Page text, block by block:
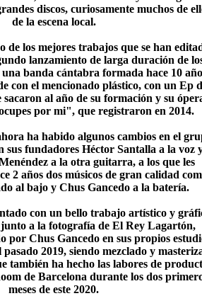
discos, curiosamente muchos de
de la escena local.
de los mejores trabajos que se han
lanzamiento de larga duración de
banda cántabra formada hace 10
con el mencionado plástico, con un Ep
al año de su formación y su
por mi", que registraron en 2014.
ha habido algunos cambios en el
sus fundadores Héctor Santalla a la voz
a la otra guitarra, a los que les
2 años dos músicos de gran calidad
al bajo y Chus Gancedo a la batería.
con un bello trabajo artístico y
a la fotografía de El Rey Lagartón,
por Chus Gancedo en sus propios
2019, siendo mezclado y
también ha hecho las labores de
de Barcelona durante los dos
meses de este 2020.